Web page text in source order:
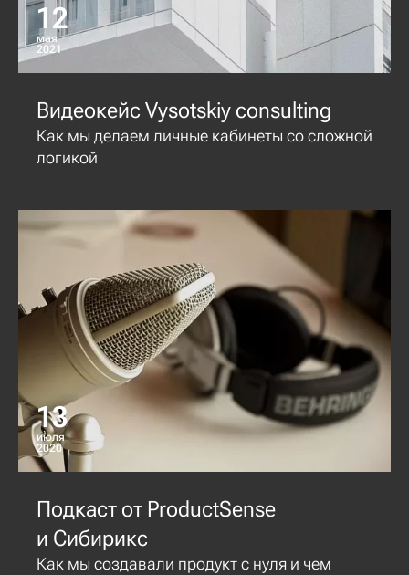
12
мая
2021
Видеокейс Vysotskiy consulting
Как мы делаем личные кабинеты со сложной
логикой
13
июля
2020
Подкаст от ProductSense
и Сибирикс
Как мы создавали продукт с нуля и чем